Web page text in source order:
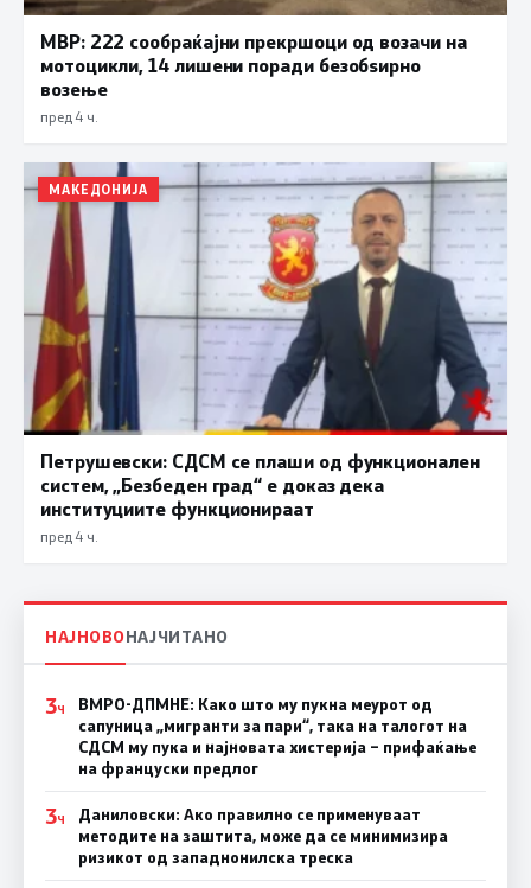
МВР: 222 сообраќајни прекршоци од возачи на
мотоцикли, 14 лишени поради безобѕирно
возење
пред 4 ч.
МАКЕДОНИЈА
Петрушевски: СДСМ се плаши од функционален
систем, „Безбеден град“ е доказ дека
институциите функционираат
пред 4 ч.
НАЈНОВОНАЈЧИТАНО
3Ч
ВМРО-ДПМНЕ: Како што му пукна меурот од
сапуница „мигранти за пари“, така на талогот на
СДСМ му пука и најновата хистерија – прифаќање
на француски предлог
3Ч
Даниловски: Ако правилно се применуваат
методите на заштита, може да се минимизира
ризикот од западнонилска треска